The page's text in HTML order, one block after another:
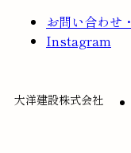
お問い合わせ
Instagram
大洋建設株式会社